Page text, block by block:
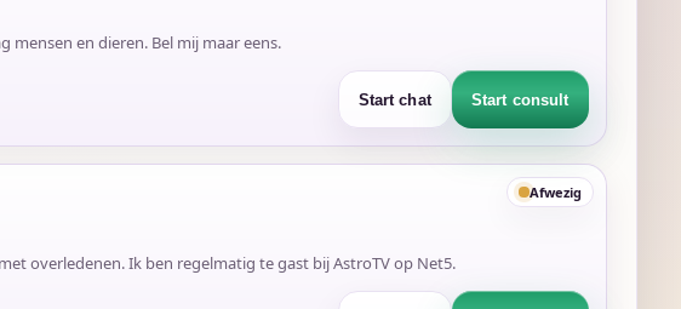
mensen en dieren. Bel mij maar eens.
Start chat Start consult
Afwezig
overledenen. Ik ben regelmatig te gast bij AstroTV op Net5.